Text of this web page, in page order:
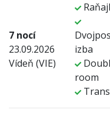
7 nocí
23.09.2026
Vídeň (VIE)
izba
room